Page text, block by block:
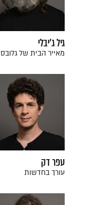
גיל ג'יבלי
מאייר הבית של גלובס
עפר דק
עורך בחדשות